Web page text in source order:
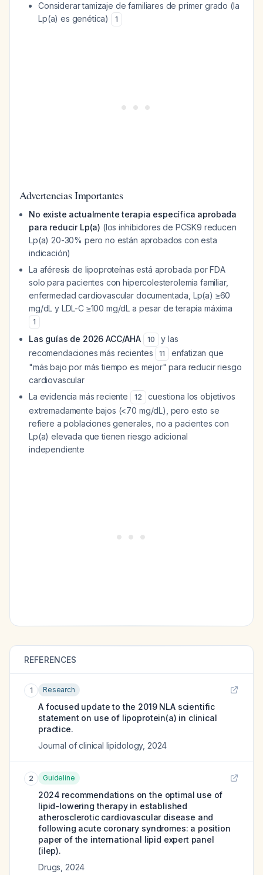
Considerar tamizaje de familiares de primer grado (la
Lp(a) es genética)
1
Advertencias Importantes
No existe actualmente terapia específica aprobada
para reducir Lp(a) (los inhibidores de PCSK9 reducen
Lp(a) 20-30% pero no están aprobados con esta
indicación)
La aféresis de lipoproteínas está aprobada por FDA
solo para pacientes con hipercolesterolemia familiar,
enfermedad cardiovascular documentada, Lp(a) ≥60
mg/dL y LDL-C ≥100 mg/dL a pesar de terapia máxima
1
Las guías de 2026 ACC/AHA 10
y las
recomendaciones más recientes
11
enfatizan que
"más bajo por más tiempo es mejor" para reducir riesgo
cardiovascular
La evidencia más reciente
12
cuestiona los objetivos
extremadamente bajos (<70 mg/dL), pero esto se
refiere a poblaciones generales, no a pacientes con
Lp(a) elevada que tienen riesgo adicional
independiente
REFERENCES
1 Research
A focused update to the 2019 NLA scientific
statement on use of lipoprotein(a) in clinical
practice.
Journal of clinical lipidology, 2024
2 Guideline
2024 recommendations on the optimal use of
lipid-lowering therapy in established
atherosclerotic cardiovascular disease and
following acute coronary syndromes: a position
paper of the international lipid expert panel
(ilep).
Drugs 2024